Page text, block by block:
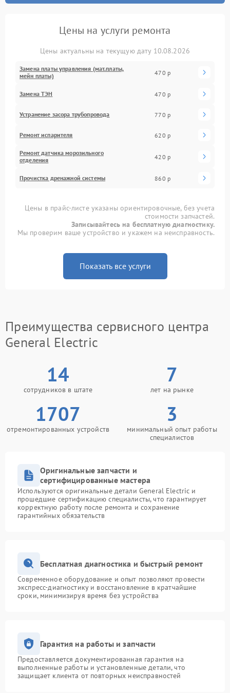
Цены на услуги ремонта
Цены актуальны на текущую дату 10.08.2026
Замена платы управления (мат.платы,
мейн платы)
470 р
Замена ТЭН 470 р
Устранение засора трубопровода 770 р
Ремонт испарителя 620 р
Ремонт датчика морозильного
отделения
420 р
Прочистка дренажной системы 860 р
Цены в прайс-листе указаны ориентировочные, без учета
стоимости запчастей.
Записывайтесь на бесплатную диагностику.
Мы проверим ваше устройство и укажем на неисправность.
Показать все услуги
Преимущества сервисного центра
General Electric
14
сотрудников в штате
7
лет на рынке
1707
отремонтированных устройств
3
минимальный опыт работы
специалистов
Оригинальные запчасти и
сертифицированные мастера
Используются оригинальные детали General Electric и
прошедшие сертификацию специалисты, что гарантирует
корректную работу после ремонта и сохранение
гарантийных обязательств
Бесплатная диагностика и быстрый ремонт
Современное оборудование и опыт позволяют провести
экспресс-диагностику и восстановление в кратчайшие
сроки, минимизируя время без устройства
Гарантия на работы и запчасти
Предоставляется документированная гарантия на
выполненные работы и установленные детали, что
защищает клиента от повторных неисправностей